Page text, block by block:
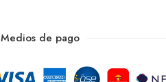
Medios de pago